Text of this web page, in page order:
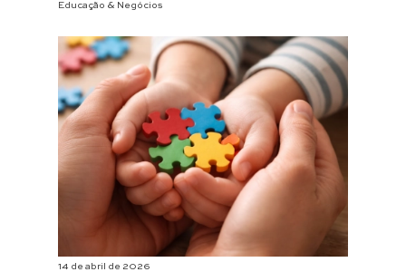
Educação & Negócios
14 de abril de 2026